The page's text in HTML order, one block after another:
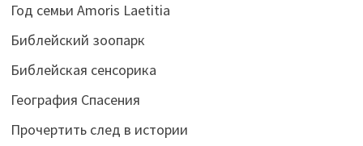
Год семьи Amoris Laetitia
Библейский зоопарк
Библейская сенсорика
География Спасения
Прочертить след в истории